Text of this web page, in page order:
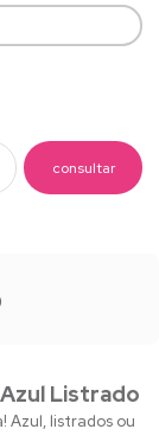
Listrado
Azul, listrados ou